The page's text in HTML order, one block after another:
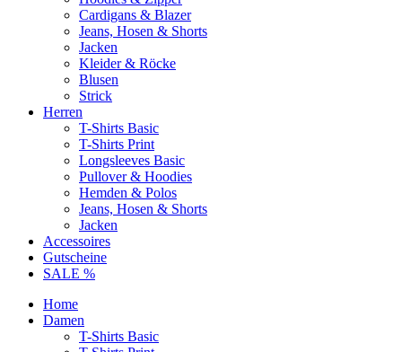
Cardigans & Blazer
Jeans, Hosen & Shorts
Jacken
Kleider & Röcke
Blusen
Strick
Herren
T-Shirts Basic
T-Shirts Print
Longsleeves Basic
Pullover & Hoodies
Hemden & Polos
Jeans, Hosen & Shorts
Jacken
Accessoires
Gutscheine
SALE %
Home
Damen
T-Shirts Basic